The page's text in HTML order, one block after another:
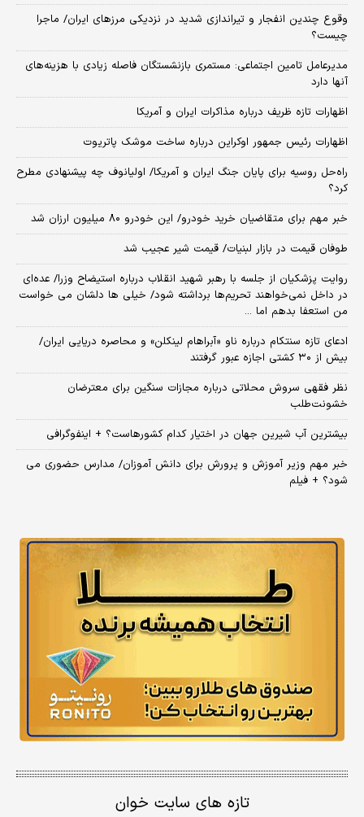
وقوع چندین انفجار و تیراندازی شدید در نزدیکی مرز‌های ایران/ ماجرا
چیست؟
مدیرعامل تامین اجتماعی: مستمری بازنشستگان فاصله زیادی با هزینه‌های
آنها دارد
اظهارات تازه ظریف درباره مذاکرات ایران و آمریکا
اظهارات رئیس جمهور اوکراین درباره ساخت موشک پاتریوت
راه‌حل روسیه برای پایان جنگ ایران و آمریکا/ اولیانوف چه پیشنهادی مطرح
کرد؟
خبر مهم برای متقاضیان خرید خودرو/ این خودرو ۸۰ میلیون ارزان شد
طوفان قیمت در بازار لبنیات/ قیمت شیر عجیب شد
روایت پزشکیان از جلسه با رهبر شهید انقلاب درباره استیضاح وزرا/ عده‌ای
در داخل نمی‌خواهند تحریم‌ها برداشته شود/ خیلی ها دلشان می خواست
من استعفا بدهم اما ...
ادعای تازه سنتکام درباره ناو «آبراهام لینکلن» و محاصره دریایی ایران/
بیش از ۳۰ کشتی اجازه عبور گرفتند
نظر فقهی سروش محلاتی درباره مجازات سنگین برای معترضان
خشونت‌طلب
بیشترین آب شیرین جهان در اختیار کدام کشورهاست؟ + اینفوگرافی
خبر مهم وزیر آموزش و پرورش برای دانش آموزان/ مدارس حضوری می
شود؟ + فیلم
تازه های سایت خوان